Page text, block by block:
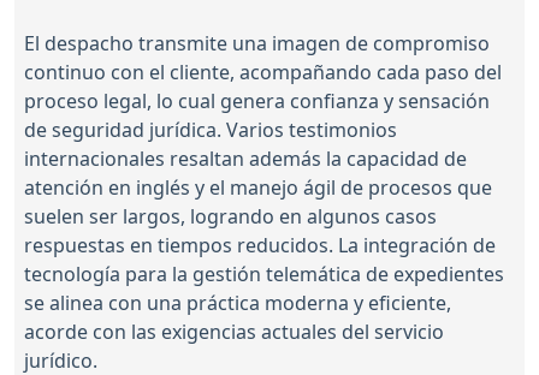
El despacho transmite una imagen de compromiso
continuo con el cliente, acompañando cada paso del
proceso legal, lo cual genera confianza y sensación
de seguridad jurídica. Varios testimonios
internacionales resaltan además la capacidad de
atención en inglés y el manejo ágil de procesos que
suelen ser largos, logrando en algunos casos
respuestas en tiempos reducidos. La integración de
tecnología para la gestión telemática de expedientes
se alinea con una práctica moderna y eficiente,
acorde con las exigencias actuales del servicio
jurídico.